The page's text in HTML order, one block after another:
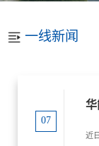
一线新闻
07
华
近